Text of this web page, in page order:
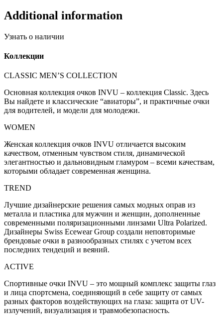
Additional information
Узнать о наличии
Коллекции
CLASSIC MEN’S COLLECTION
Основная коллекция очков INVU – коллекция Classic. Здесь
Вы найдете и классические “авиаторы”, и практичные очки
для водителей, и модели для молодежи.
WOMEN
Женская коллекция очков INVU отличается высоким
качеством, отменным чувством стиля, динамической
элегантностью и дальновидным гламуром – всеми качествам,
которыми обладает современная женщина.
TREND
Лучшие дизайнерские решения самых модных оправ из
металла и пластика для мужчин и женщин, дополненные
современными поляризационными линзами Ultra Polarized.
Дизайнеры Swiss Eсewear Group создали неповторимые
брендовые очки в разнообразных стилях с учетом всех
последних тендеций и веяний.
ACTIVE
Спортивные очки INVU – это мощный комплекс защиты глаз
и лица спортсмена, соединяющий в себе защиту от самых
разных факторов воздействующих на глаза: защита от UV-
излучений, визуализация и травмобезопасность.